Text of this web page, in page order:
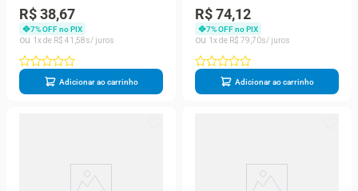
Embutir 5x50 Para
Porcelanato Marrom
R$ 38,67
7% OFF no PIX
1
R$ 41 58
Adicionar ao carrinho
Deplasti Assentar Tijolos E
Blocos
R$ 74,12
7% OFF no PIX
1
R$ 79 70
Adicionar ao carrinho